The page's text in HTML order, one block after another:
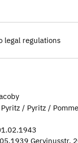
legal regulations
/ Pyritz /
Gervinusstr.